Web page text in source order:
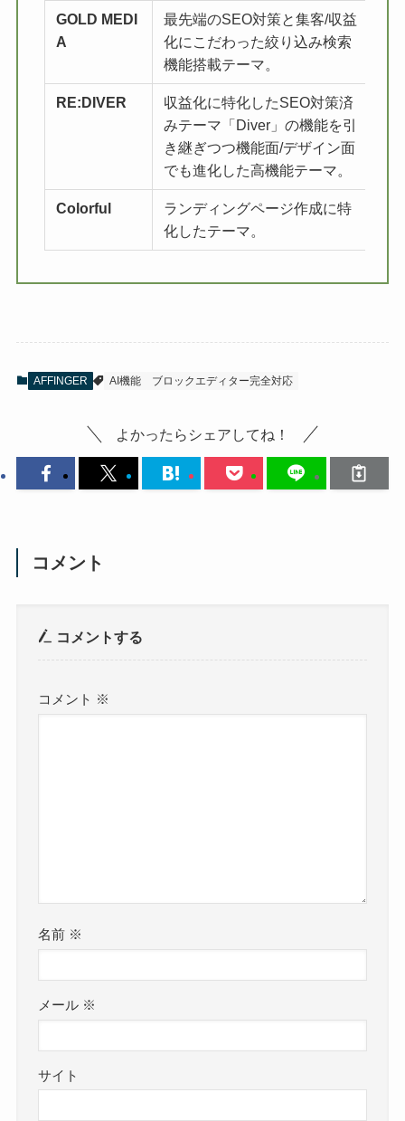
GOLD MEDI
A
最先端のSEO対策と集客/収益
化にこだわった絞り込み検索
機能搭載テーマ。
RE:DIVER
収益化に特化したSEO対策済
みテーマ「Diver」の機能を引
き継ぎつつ機能面/デザイン面
でも進化した高機能テーマ。
Colorful
ランディングページ作成に特
化したテーマ。
AFFINGER AI機能 ブロックエディター完全対応
よかったらシェアしてね！
コメント
コメントする
コメント ※
名前 ※
メール ※
サイト